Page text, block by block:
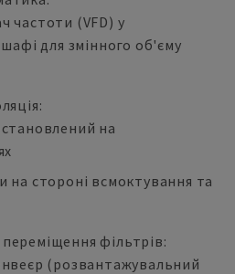
частоти (VFD) у
для змінного об'єму
на
на стороні всмоктування та
фільтрів:
(розвантажувальний